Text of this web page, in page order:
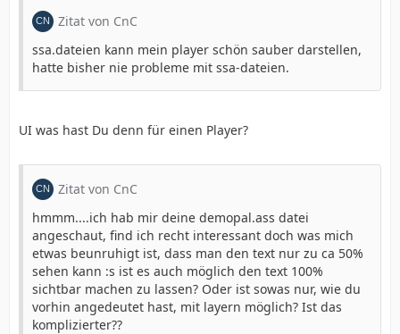
Zitat von CnC
ssa.dateien kann mein player schön sauber darstellen,
hatte bisher nie probleme mit ssa-dateien.
UI was hast Du denn für einen Player?
Zitat von CnC
hmmm....ich hab mir deine demopal.ass datei
angeschaut, find ich recht interessant doch was mich
etwas beunruhigt ist, dass man den text nur zu ca 50%
sehen kann :s ist es auch möglich den text 100%
sichtbar machen zu lassen? Oder ist sowas nur, wie du
vorhin angedeutet hast, mit layern möglich? Ist das
komplizierter??